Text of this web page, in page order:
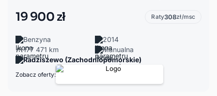
19 900 zł Raty308zł/msc
Benzyna
2014
177 471 km
Manualna
Radziszewo (Zachodniopomorskie)
Zobacz oferty: